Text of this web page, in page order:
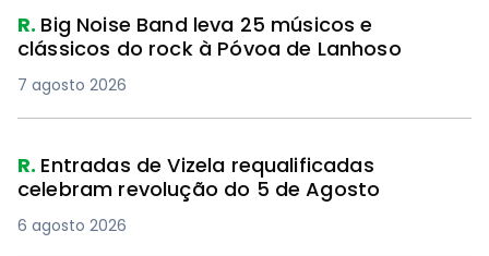
R. Big Noise Band leva 25 músicos e
clássicos do rock à Póvoa de Lanhoso
7 agosto 2026
R. Entradas de Vizela requalificadas
celebram revolução do 5 de Agosto
6 agosto 2026